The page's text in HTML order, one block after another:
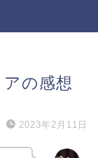
の感想
2023年2月11日